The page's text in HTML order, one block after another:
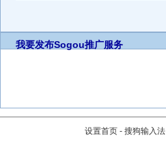
我要发布Sogou推广服务
设置首页 - 搜狗输入法